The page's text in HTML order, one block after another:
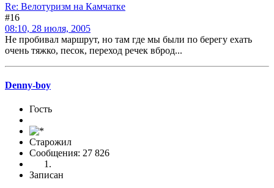
Re: Велотуризм на Камчатке
#16
08:10, 28 июля, 2005
Не пробивал маршрут, но там где мы были по берегу ехать
очень тяжко, песок, переход речек вброд...
Denny-boy
Гость
Старожил
Сообщения: 27 826
Записан